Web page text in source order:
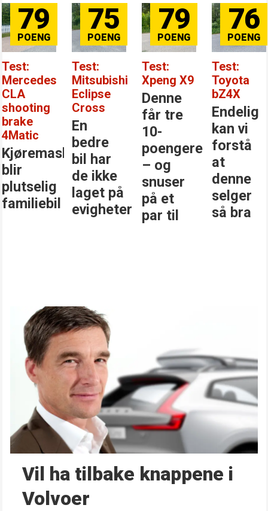
79
Test:
Mercedes
CLA
shooting
brake
4Matic
Kjøremaskinen
blir
plutselig
familiebil
75
Test:
Mitsubishi
Eclipse
Cross
En
bedre
bil har
de ikke
laget på
evigheter
79
Test:
Xpeng X9
Denne
får tre
10-
poengere
– og
snuser
på et
par til
76
Test:
Toyota
bZ4X
Endelig
kan vi
forstå
at
denne
selger
så bra
Vil ha tilbake knappene i
Volvoer